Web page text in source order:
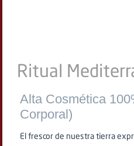
Ritual
Alta Cosmética
Corporal)
El frescor de nuestra tierra